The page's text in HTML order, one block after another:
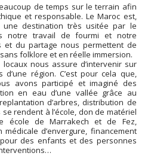
de temps sur le terrain afin
et responsable. Le Maroc est,
une destination très usitée par le
notre travail de fourmi et notre
et du partage nous permettent de
folklore et en réelle immersion.
nous assure d’intervenir sur
région. C’est pour cela que,
avons participé et imaginé des
en eau d’une vallée grâce au
d’arbres, distribution de
rendent à l’école, don de matériel
école de Marrakech et de Fez,
médicale d’envergure, financement
pour des enfants et des personnes